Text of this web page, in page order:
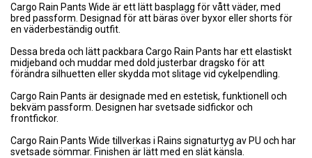
Cargo Rain Pants Wide är ett lätt basplagg för vått väder, med
bred passform. Designad för att bäras över byxor eller shorts för
en väderbeständig outfit.
Dessa breda och lätt packbara Cargo Rain Pants har ett elastiskt
midjeband och muddar med dold justerbar dragsko för att
förändra silhuetten eller skydda mot slitage vid cykelpendling.
Cargo Rain Pants är designade med en estetisk, funktionell och
bekväm passform. Designen har svetsade sidfickor och
frontfickor.
Cargo Rain Pants Wide tillverkas i Rains signaturtyg av PU och har
svetsade sömmar. Finishen är lätt med en slät känsla.